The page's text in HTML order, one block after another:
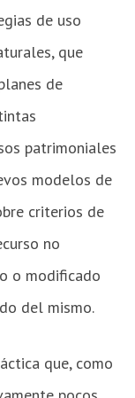
de uso
que
de
patrimoniales
modelos de
criterios de
no
o modificado
del mismo.
que, como